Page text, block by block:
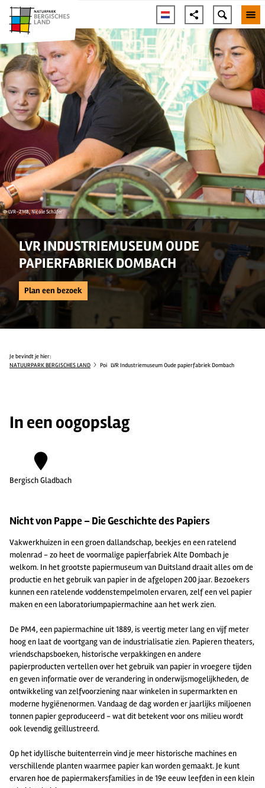
© LVR-ZMB, Nicole Schäfer
LVR INDUSTRIEMUSEUM OUDE
PAPIERFABRIEK DOMBACH
Plan een bezoek
Je bevindt je hier:
NATUURPARK BERGISCHES LAND
Poi LVR Industriemuseum Oude papierfabriek Dombach
In een oogopslag
Bergisch Gladbach
Nicht von Pappe – Die Geschichte des Papiers
Vakwerkhuizen in een groen dallandschap, beekjes en een ratelend
molenrad - zo heet de voormalige papierfabriek Alte Dombach je
welkom. In het grootste papiermuseum van Duitsland draait alles om de
productie en het gebruik van papier in de afgelopen 200 jaar. Bezoekers
kunnen een ratelende voddenstempelmolen ervaren, zelf een vel papier
maken en een laboratoriumpapiermachine aan het werk zien.
De PM4, een papiermachine uit 1889, is veertig meter lang en vijf meter
hoog en laat de voortgang van de industrialisatie zien. Papieren theaters,
vriendschapsboeken, historische verpakkingen en andere
papierproducten vertellen over het gebruik van papier in vroegere tijden
en geven informatie over de verandering in onderwijsmogelijkheden, de
ontwikkeling van zelfvoorziening naar winkelen in supermarkten en
moderne hygiënenormen. Vandaag de dag worden er jaarlijks miljoenen
tonnen papier geproduceerd - wat dit betekent voor ons milieu wordt
ook levendig geïllustreerd.
Op het idyllische buitenterrein vind je meer historische machines en
verschillende planten waarmee papier kan worden gemaakt. Je kunt
ervaren hoe de papiermakersfamilies in de 19e eeuw leefden in een klein